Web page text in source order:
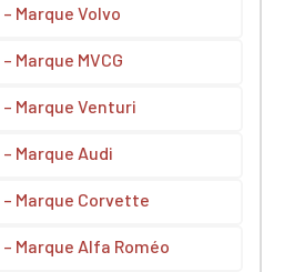
Marque Volvo
Marque MVCG
Marque Venturi
Marque Audi
Marque Corvette
Marque Alfa Roméo